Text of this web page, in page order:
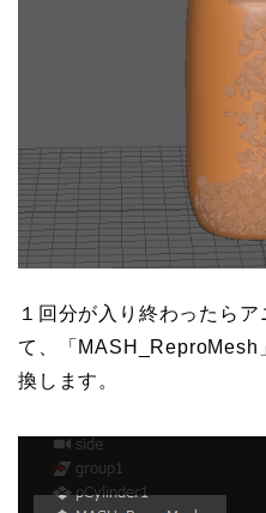
１回分が入り終わったら
て、「MASH_ReproMesh
換します。